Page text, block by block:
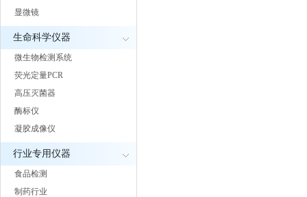
显微镜
生命科学仪器
微生物检测系统
荧光定量PCR
高压灭菌器
酶标仪
凝胶成像仪
行业专用仪器
食品检测
制药行业